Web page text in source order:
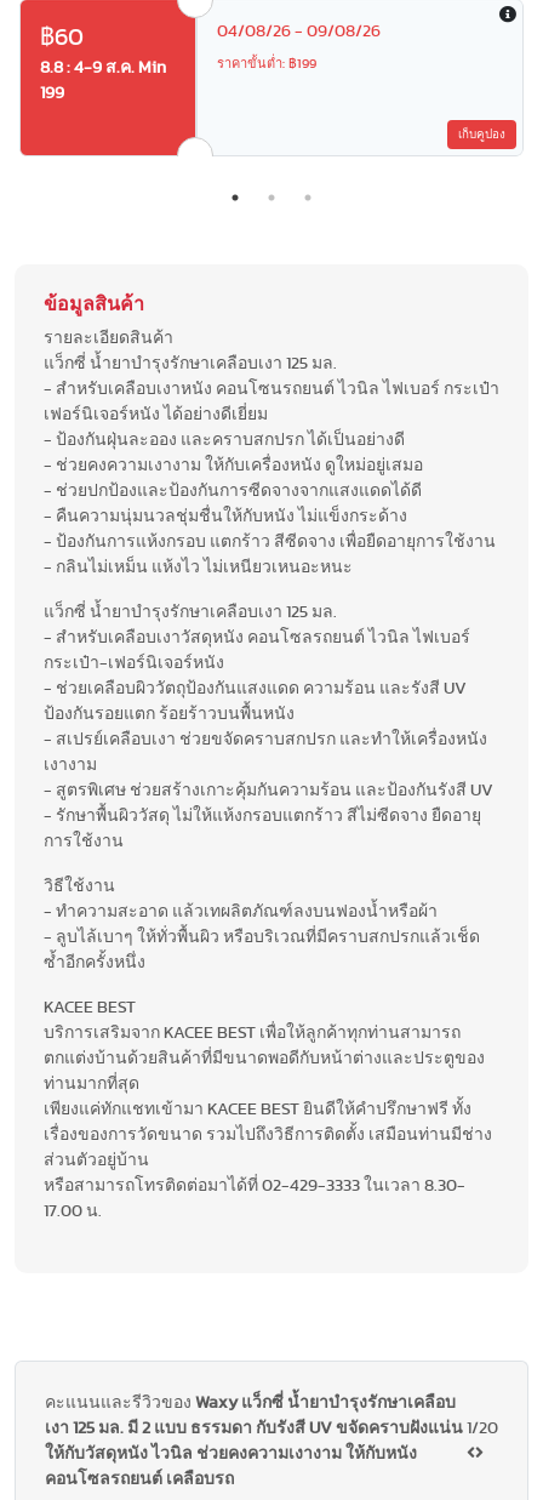
฿60
8.8 : 4-9 ส.ค. Min
199
04/08/26 - 09/08/26
ราคาขั้นต่ำ: ฿199
เก็บคูปอง
ข้อมูลสินค้า
รายละเอียดสินค้า
แว็กซี่ น้ำยาบำรุงรักษาเคลือบเงา 125 มล.
- สำหรับเคลือบเงาหนัง คอนโซนรถยนต์ ไวนิล ไฟเบอร์ กระเป๋า
เฟอร์นิเจอร์หนัง ได้อย่างดีเยี่ยม
- ป้องกันฝุ่นละออง และคราบสกปรก ได้เป็นอย่างดี
- ช่วยคงความเงางาม ให้กับเครื่องหนัง ดูใหม่อยู่เสมอ
- ช่วยปกป้องและป้องกันการซีดจางจากแสงแดดได้ดี
- คืนความนุ่มนวลชุ่มชื่นให้กับหนัง ไม่แข็งกระด้าง
- ป้องกันการแห้งกรอบ แตกร้าว สีซีดจาง เพื่อยืดอายุการใช้งาน
- กลินไม่เหม็น แห้งไว ไม่เหนียวเหนอะหนะ
แว็กซี่ น้ำยาบำรุงรักษาเคลือบเงา 125 มล.
- สำหรับเคลือบเงาวัสดุหนัง คอนโซลรถยนต์ ไวนิล ไฟเบอร์
กระเป๋า-เฟอร์นิเจอร์หนัง
- ช่วยเคลือบผิววัตถุป้องกันแสงแดด ความร้อน และรังสี UV
ป้องกันรอยแตก ร้อยร้าวบนพื้นหนัง
- สเปรย์เคลือบเงา ช่วยขจัดคราบสกปรก และทำให้เครื่องหนัง
เงางาม
- สูตรพิเศษ ช่วยสร้างเกาะคุ้มกันความร้อน และป้องกันรังสี UV
- รักษาพื้นผิววัสดุ ไม่ให้แห้งกรอบแตกร้าว สีไม่ซีดจาง ยืดอายุ
การใช้งาน
วิธีใช้งาน
- ทำความสะอาด แล้วเทผลิตภัณฑ์ลงบนฟองน้ำหรือผ้า
- ลูบไล้เบาๆ ให้ทั่วพื้นผิว หรือบริเวณที่มีคราบสกปรกแล้วเช็ด
ซ้ำอีกครั้งหนึ่ง
KACEE BEST
บริการเสริมจาก KACEE BEST เพื่อให้ลูกค้าทุกท่านสามารถ
ตกแต่งบ้านด้วยสินค้าที่มีขนาดพอดีกับหน้าต่างและประตูของ
ท่านมากที่สุด
เพียงแค่ทักแชทเข้ามา KACEE BEST ยินดีให้คำปรึกษาฟรี ทั้ง
เรื่องของการวัดขนาด รวมไปถึงวิธีการติดตั้ง เสมือนท่านมีช่าง
ส่วนตัวอยู่บ้าน
หรือสามารถโทรติดต่อมาได้ที่ 02-429-3333 ในเวลา 8.30-
17.00 น.
คะแนนและรีวิวของ Waxy แว็กซี่ น้ำยาบำรุงรักษาเคลือบ
เงา 125 มล. มี 2 แบบ ธรรมดา กับรังสี UV ขจัดคราบฝังแน่น
ให้กับวัสดุหนัง ไวนิล ช่วยคงความเงางาม ให้กับหนัง
คอนโซลรถยนต์ เคลือบรถ
1/20